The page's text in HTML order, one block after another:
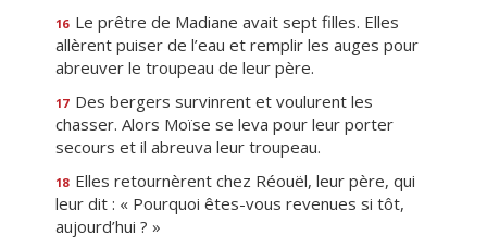
16 Le prêtre de Madiane avait sept filles. Elles
allèrent puiser de l’eau et remplir les auges pour
abreuver le troupeau de leur père.
17 Des bergers survinrent et voulurent les
chasser. Alors Moïse se leva pour leur porter
secours et il abreuva leur troupeau.
18 Elles retournèrent chez Réouël, leur père, qui
leur dit : « Pourquoi êtes-vous revenues si tôt,
aujourd’hui ? »